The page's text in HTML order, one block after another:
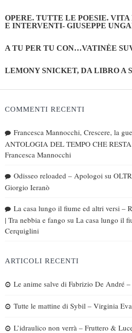
OPERE. TUTTE LE POESIE. VITA
E INTERVENTI- GIUSEPPE
A TU PER TU CON…VATINÈE
LEMONY SNICKET, DA LIBRO A
COMMENTI RECENTI
Francesca Mannocchi, Crescere, la
ANTOLOGIA DEL TEMPO CHE RESTA
Francesca Mannocchi
Odisseo reloaded – Apologoi su
Giorgio Ieranò
La casa lungo il fiume ed altri versi –
| Tra nebbia e fango su La casa lungo il
Cerquiglini
ARTICOLI RECENTI
Le anime salve di Fabrizio De André –
Tutte le mattine di Sybil – Virginia
L’idraulico non verrà – Fruttero &